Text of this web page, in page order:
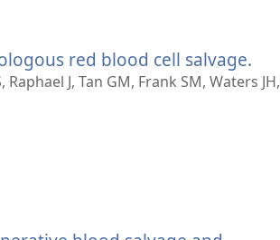
red blood cell salvage.
uma
J, Tan GM, Frank SM, Waters JH,